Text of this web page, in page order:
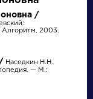
/
2003.
Наседкин Н.Н.
— М.: